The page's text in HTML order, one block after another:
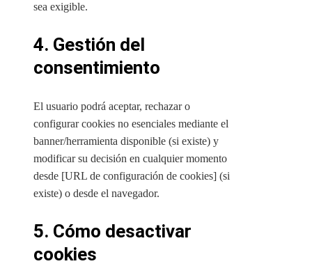
sea exigible.
4. Gestión del
consentimiento
El usuario podrá aceptar, rechazar o
configurar cookies no esenciales mediante el
banner/herramienta disponible (si existe) y
modificar su decisión en cualquier momento
desde [URL de configuración de cookies] (si
existe) o desde el navegador.
5. Cómo desactivar
cookies